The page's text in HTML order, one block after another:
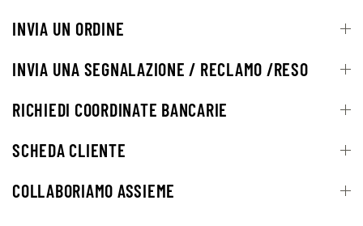
INVIA UN ORDINE
INVIA UNA SEGNALAZIONE / RECLAMO /RESO
RICHIEDI COORDINATE BANCARIE
SCHEDA CLIENTE
COLLABORIAMO ASSIEME